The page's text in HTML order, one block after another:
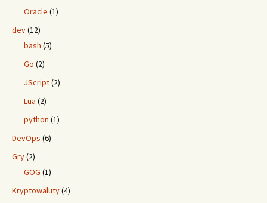
Oracle (1)
dev(12)
bash (5)
Go (2)
JScript(2)
Lua (2)
python (1)
DevOps (6)
Gry(2)
GOG (1)
Kryptowaluty(4)